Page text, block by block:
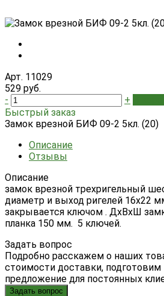
Арт. 11029
529 руб.
-
+
Быстрый заказ
Замок врезной БИФ 09-2 5кл. (20)
Описание
Отзывы
Описание
замок врезной трехригельный
диаметр и выход ригелей 16х22
закрывается ключом . ДхВхШ
планка 150 мм. 5 ключей.
Задать вопрос
Подробно расскажем о наших
стоимости доставки, подготовим
предложение для постоянных
Задать вопрос